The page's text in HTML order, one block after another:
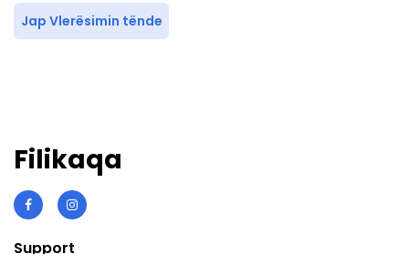
Jap Vlerësimin tënde
Filikaqa
Support